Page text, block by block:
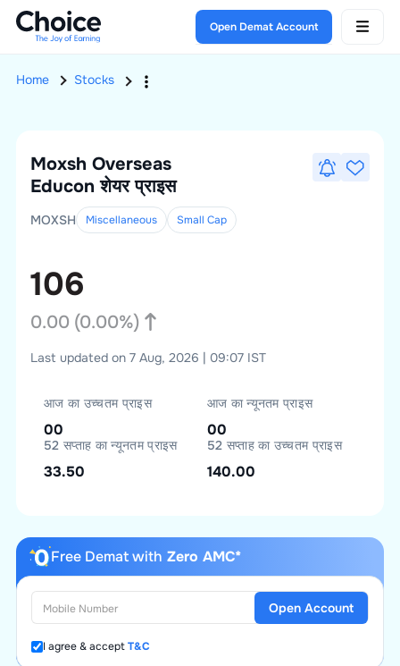
Open Demat Account
Home Stocks
Moxsh Overseas
Educon शेयर प्राइस
MOXSH Miscellaneous Small Cap
106
0.00 (0.00%)
Last updated on 7 Aug, 2026 | 09:07 IST
आज का उच्चतम प्राइस
00
आज का न्यूनतम प्राइस
00
52 सप्ताह का न्यूनतम प्राइस
33.50
52 सप्ताह का उच्चतम प्राइस
140.00
Free Demat with Zero AMC*
I agree & acceptT&C
Open Account